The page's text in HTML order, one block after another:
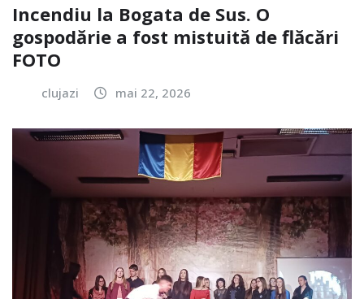
Incendiu la Bogata de Sus. O
gospodărie a fost mistuită de flăcări
FOTO
clujazi mai 22, 2026